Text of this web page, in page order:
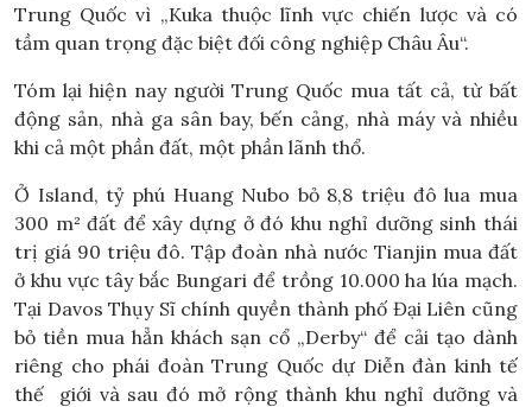
Trung Quốc vì „Kuka thuộc lĩnh vực chiến lược và có
tầm quan trọng đặc biệt đối công nghiệp Châu Âu“.
Tóm lại hiện nay người Trung Quốc mua tất cả, từ bất
động sản, nhà ga sân bay, bến cảng, nhà máy và nhiều
khi cả một phần đất, một phần lãnh thổ.
Ở Island, tỷ phú Huang Nubo bỏ 8,8 triệu đô lua mua
300 m² đất để xây dựng ở đó khu nghỉ dưỡng sinh thái
trị giá 90 triệu đô. Tập đoàn nhà nước Tianjin mua đất
ở khu vực tây bắc Bungari để trồng 10.000 ha lúa mạch.
Tại Davos Thụy Sĩ chính quyền thành phố Đại Liên cũng
bỏ tiền mua hẳn khách sạn cổ „Derby“ để cải tạo dành
riêng cho phái đoàn Trung Quốc dự Diễn đàn kinh tế
thế giới và sau đó mở rộng thành khu nghỉ dưỡng và